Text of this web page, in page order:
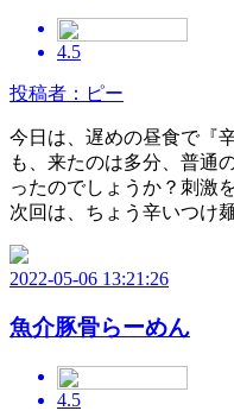
4.5
投稿者：ピー
今日は、遅めの昼食で『
も、来たのは多分、普通
ったのでしょうか？刺激
次回は、ちょう辛いつけ
2022-05-06 13:21:26
魚介豚骨らーめん
4.5